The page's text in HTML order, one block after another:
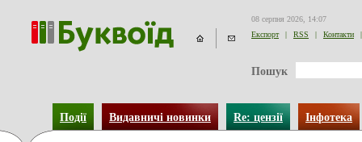
08 серпня 2026, 14:07
Експорт
| RSS | Контакти |
Пошук
Події Видавничі новинки Re: цензії Інфотека